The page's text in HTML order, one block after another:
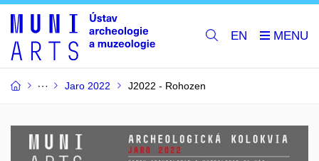
EN
Jaro 2022 J2022 - Rohozen